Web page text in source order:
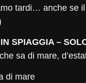
tardi… anche se
SPIAGGIA –
sa di mare,
di mare